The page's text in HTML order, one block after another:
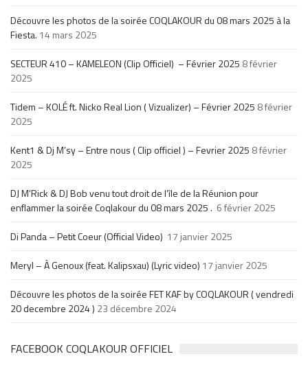
Découvre les photos de la soirée COQLAKOUR du 08 mars 2025 à la
Fiesta. 14 mars 2025
SECTEUR 410 – KAMELEON (Clip Officiel) – Février 2025 8 février
2025
Tidem – KOLÉ ft. Nicko Real Lion ( Vizualizer) – Février 2025 8 février
2025
Kent1 & Dj M’sy – Entre nous ( Clip officiel ) – Fevrier 2025 8 février
2025
DJ M’Rick & DJ Bob venu tout droit de l’île de la Réunion pour
enflammer la soirée Coqlakour du 08 mars 2025 . 6 février 2025
Di Panda – Petit Coeur (Official Video) 17 janvier 2025
Meryl – À Genoux (feat. Kalipsxau) (Lyric video) 17 janvier 2025
Découvre les photos de la soirée FET KAF by COQLAKOUR ( vendredi
20 decembre 2024 ) 23 décembre 2024
FACEBOOK COQLAKOUR OFFICIEL